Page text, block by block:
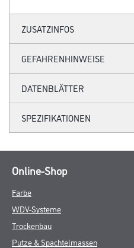
ZUSATZINFOS
GEFAHRENHINWEISE
DATENBLÄTTER
SPEZIFIKATIONEN
Online-Shop
Farbe
WDV-Systeme
Trockenbau
Putze & Spachtelmassen